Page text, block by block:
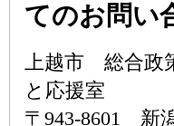
てのお問い
上越市 総合政
と応援室
〒943-8601 新